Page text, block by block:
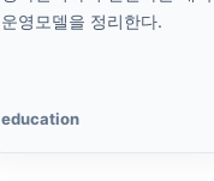
운영모델을 정리한다.
education